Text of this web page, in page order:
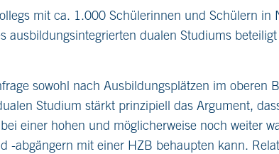
mit ca. 1.000 Schülerinnen und Schülern in
ausbildungsintegrierten dualen Studiums
sowohl nach Ausbildungsplätzen im oberen
Studium stärkt prinzipiell das Argument,
einer hohen und möglicherweise noch weiter
-abgängern mit einer HZB behaupten kann.